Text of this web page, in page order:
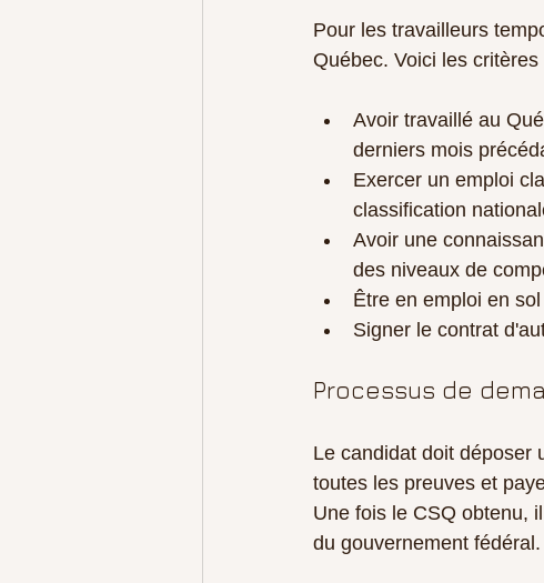
Pour les travailleurs
Québec. Voici les
Avoir travaillé au
derniers mois
Exercer un emploi
classification
Avoir une
des niveaux de
Être en emploi en
Signer le contrat
Processus de
Le candidat doit déposer
toutes les preuves et
Une fois le CSQ obtenu,
du gouvernement fédéral.